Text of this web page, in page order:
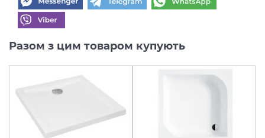
Разом з цим товаром купують